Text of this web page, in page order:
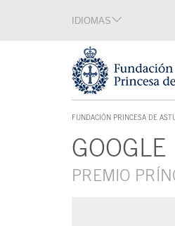
Tecla de acceso 1
IDIOMAS
FUNDACIÓN PRINCESA DE
TECLA DE ACCESO 1
Contenido principalGOOGLE
PREMIO